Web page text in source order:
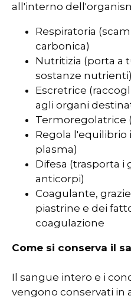
all'interno
Respiratoria
carbonica)
Nutritizia (porta a
sostanze nutrienti)
Escretrice
agli organi
Termoregolatrice
Regola l'equilibrio
plasma)
Difesa (trasporta i
anticorpi)
Coagulante,
piastrine e dei
coagulazione
Come si conserva il
Il sangue intero e i
vengono conservati in